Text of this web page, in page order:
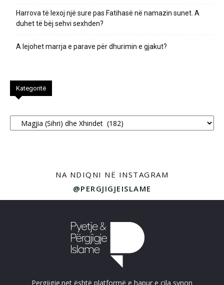
Harrova të lexoj një sure pas Fatihasë në namazin sunet. A
duhet të bëj sehvi sexhden?
A lejohet marrja e parave për dhurimin e gjakut?
Kategoritë
Kategoritë
NA NDIQNI NË INSTAGRAM
@PERGJIGJEISLAME
Pergjigje.net është platformë e hapur e cila synon